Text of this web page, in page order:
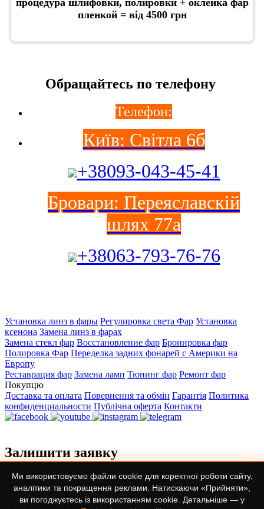
процедура шлифовки, полировки + оклейка фар
пленкой = від 4500 грн
Обращайтесь по телефону
Телефон:
Київ: Світла 6б
+38093-043-45-41
Бровари: Переяславскій
шлях 77а
+38063-793-76-76
Установка линз в фары Регулировка света Фар Установка
ксенона Замена линз в фарах
Замена стекл фар Восстановление фар Бронировка фар
Полировка Фар Переделка задних фонарей с Америки на
Европу
Реставрация фар Замена ламп Тюнинг фар Ремонт фар
Покупцю
Доставка та оплата Повернення та обмін Гарантія Политика
конфиденциальности Публічна оферта Контакти
Залишити заявку
Ми використовуємо файли cookie для коректної роботи сайту,
аналітики та покращення реклами. Натискаючи «Прийняти»,
ви погоджуєтесь із використанням cookie. Детальніше — у